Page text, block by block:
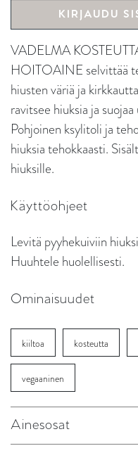
KIRJAUDU
VADELMA
HOITOAINE selvittää
hiusten väriä ja
ravitsee hiuksia ja
Pohjoinen ksylitoli ja
hiuksia tehokkaasti.
hiuksille.
Käyttöohjeet
Levitä pyyhekuiviin
Huuhtele huolellisesti.
Ominaisuudet
kiiltoa kosteutta
vegaaninen
Ainesosat